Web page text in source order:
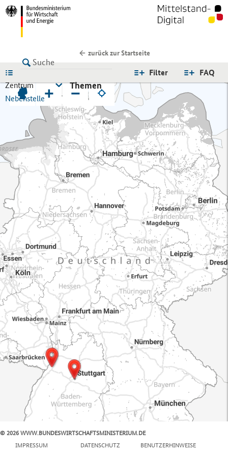
zurück zur Startseite
FAQ
Filter
Zentrum
Nebenstelle
Themen
+ −
© 2026 WWW.BUNDESWIRTSCHAFTSMINISTERIUM.DE
IMPRESSUM
DATENSCHUTZ BENUTZERHINWEISE